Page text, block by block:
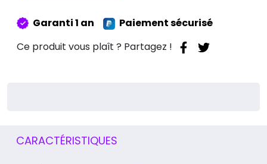
2020)
Garanti 1 an
Paiement sécurisé
Ce produit vous plaît ? Partagez !
CARACTÉRISTIQUES